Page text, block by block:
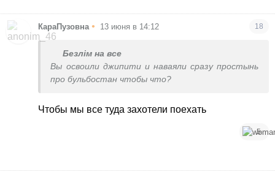
КараПузовна • 13 июня в 14:12 18
Безлім на все
Вы освоили джипити и наваяли сразу простынь
про бульбостан чтобы что?
Чтобы мы все туда захотели поехать
5